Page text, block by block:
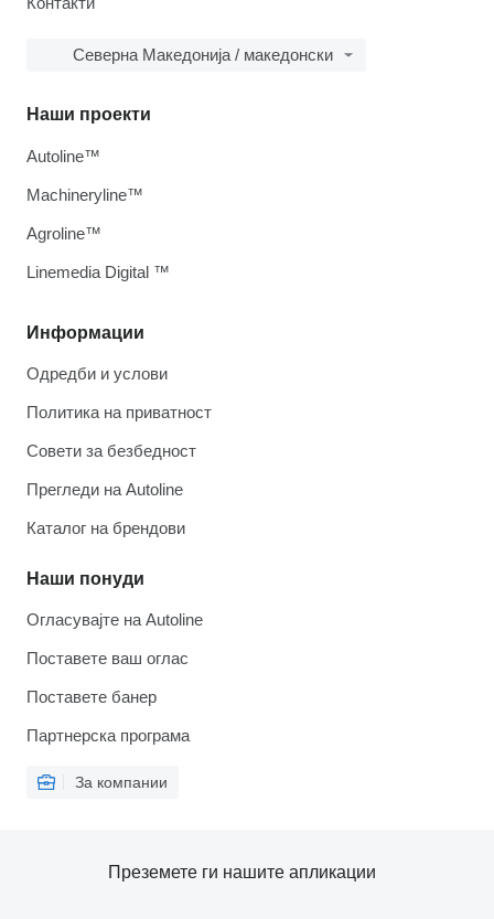
Северна Македонија / македонски
Информации
Одредби и услови
Политика на приватност
Совети за безбедност
Прегледи на Autoline
Каталог на брендови
Наши понуди
Огласувајте на Autoline
Поставете ваш оглас
Поставете банер
Партнерска програма
За компании
Наши проекти
Autoline™
Machineryline™
Agroline™
Linemedia Digital ™
Преземете ги нашите апликации